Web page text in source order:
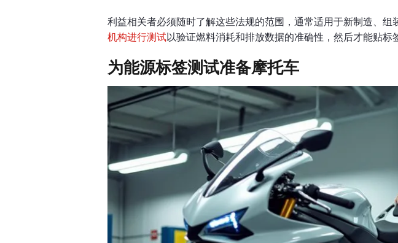
利益相关者必须随时了解这些法规的范围，通常适用于新制造、组
机构进行测试以验证燃料消耗和排放数据的准确性，然后才能贴标
为能源标签测试准备摩托车